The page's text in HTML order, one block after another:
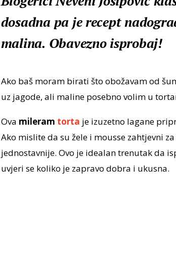
dosadna pa je recept
malina. Obavezno isprobaj!
Ako baš moram birati što obožavam od
uz jagode, ali maline posebno volim u
Ova mileram torta je izuzetno lagane
Ako mislite da su žele i mousse zahtjevni
jednostavnije. Ovo je idealan trenutak da
uvjeri se koliko je zapravo dobra i ukusna.